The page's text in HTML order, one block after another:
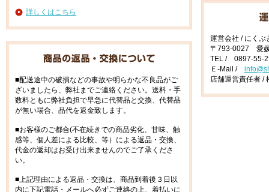
詳しくはこちら
■配送途中の破損などの事故や明らかな不良品がご
ざいましたら、弊社までご連絡ください。送料・手
数料ともに弊社負担で早急に代替品と交換、代替品
が無い場合、品代を返金致します。
■お客様のご都合(不在続きでの商品劣化、甘味、触
感等、個人差による比較、等）による返品・交換、
代金の返却はお受け出来ませんのでご了承くださ
い。
■上記理由による返品・交換は、商品到着後３日以
内に下記電話・メールへ必ずご連絡の上、着払いに
運営会社 / にくぶ
〒793-0027 愛
TEL / 0897-55-
Ｅ-Mail /
店舗運営責任者 /